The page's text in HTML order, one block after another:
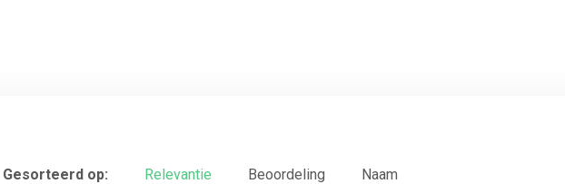
Gesorteerd op: Relevantie Beoordeling Naam